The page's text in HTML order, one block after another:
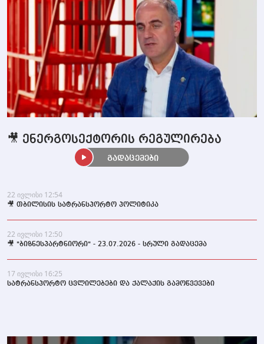
22 ივლისი 12:54
🎥 თბილისის სატრანსპორტო პოლიტიკა
22 ივლისი 12:50
🎥 "ბიზნესპარტნიორი" - 23.07.2026 - სრული გადაცემა
17 ივლისი 16:25
სატრანსპორტო ცვლილებები და ქალაქის გამოწვევები
🎥 ენერგოსექტორის რეგულირება
გადაცემები